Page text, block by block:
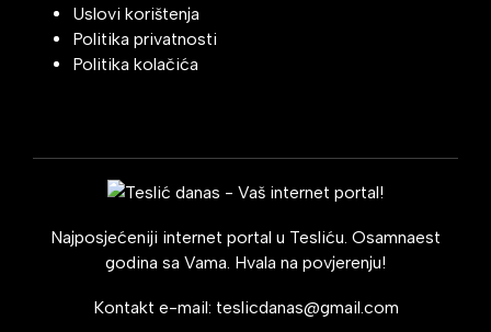
Uslovi korištenja
Politika privatnosti
Politika kolačića
Najposjećeniji internet portal u Tesliću. Osamnaest
godina sa Vama. Hvala na povjerenju!
Kontakt e-mail: teslicdanas@gmail.com